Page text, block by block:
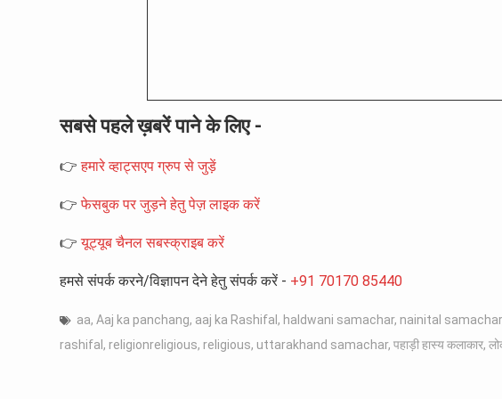
सबसे पहले ख़बरें पाने के लिए -
👉हमारे व्हाट्सएप ग्रुप से जुड़ें
👉फेसबुक पर जुड़ने हेतु पेज़ लाइक करें
👉यूट्यूब चैनल सबस्क्राइब करें
हमसे संपर्क करने/विज्ञापन देने हेतु संपर्क करें - +91 70170 85440
aa, Aaj ka panchang, aaj ka Rashifal , haldwani samachar, nainital samachar
rashifal , religionreligious, religious, uttarakhand samachar, पहाड़ी हास्य कलाकार,